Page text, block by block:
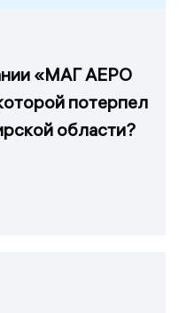
«МАГ АЕРО
потерпел
области?